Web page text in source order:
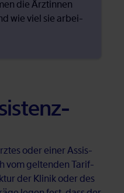
die Ärz­tin­nen
wie viel sie ar­bei­
oder ei­ner As­sis­
vom gel­ten­den Ta­rif­
der Kli­nik oder des